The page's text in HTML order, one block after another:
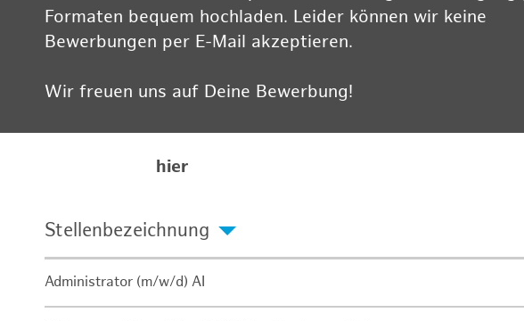
Formaten bequem hochladen. Leider können wir keine
Bewerbungen per E-Mail akzeptieren.
Wir freuen uns auf Deine Bewerbung!
hier
Stellenbezeichnung
Administrator (m/w/d) AI